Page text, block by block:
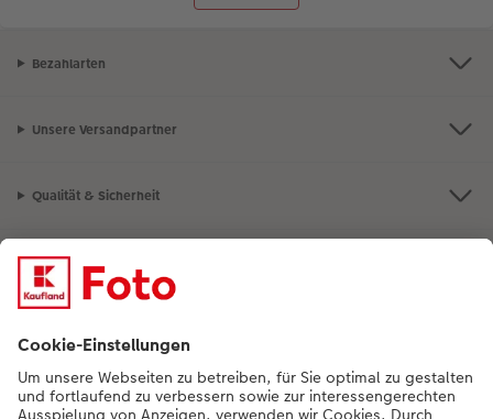
Bezahlarten
Unsere Versandpartner
Qualität & Sicherheit
Nachhaltigkeit bei CEWE
Informationen